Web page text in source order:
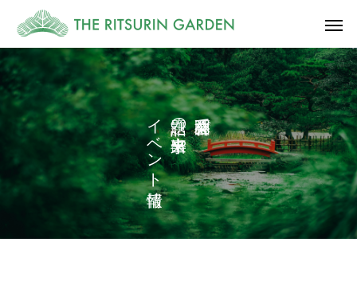
で
の
や
イ
ベ
ン
ト